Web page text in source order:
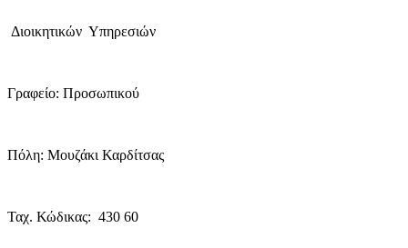
Διοικητικών Υπηρεσιών
Γραφείο: Προσωπικού
Πόλη: Μουζάκι Καρδίτσας
Ταχ. Κώδικας: 430 60